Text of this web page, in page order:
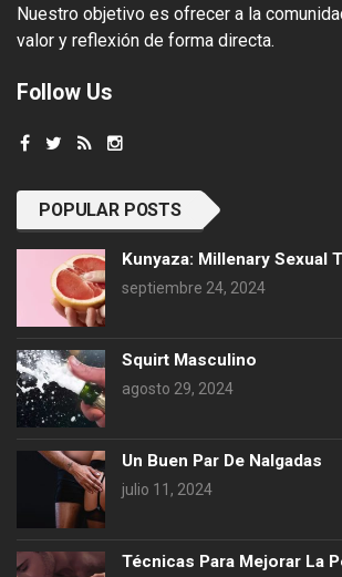
Nuestro objetivo es ofrecer a la
valor y reflexión de forma directa.
Follow Us
POPULAR POSTS
Kunyaza: Millenary Sexual
septiembre 24, 2024
Squirt Masculino
agosto 29, 2024
Un Buen Par De Nalgadas
julio 11, 2024
Técnicas Para Mejorar La